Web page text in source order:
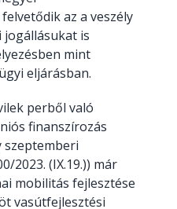
az a veszély
jogállásukat is
mint
eljárásban.
perből való
finanszírozás
szeptemberi
2023. (IX.19.)) már
mobilitás fejlesztése
vasútfejlesztési